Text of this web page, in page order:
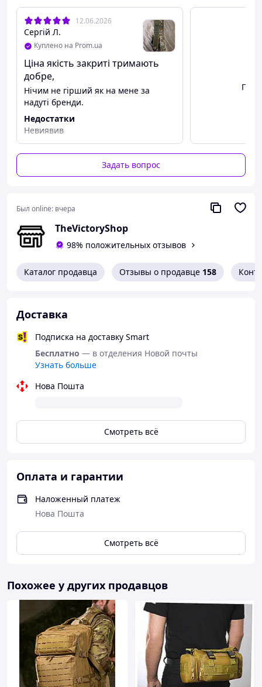
Производство
Прочный, износостойкий и водоотталкивающий
, поскольку прошит специальными
армированными нитями и изготовлен из тканиCordura
Универсальный, подходит под любой турникет
Система креплений molle надежно
фиксируетподсумок на плитоноске, РПС и варбелте,
быстро и моментально извлечь турникет, что важно в
12.06.2026
Сергій Л.
Куплено на Prom.ua
Ціна якість закриті тримають
добре,
Нічим не гірший як на мене за
надуті бренди.
Недостатки
Невиявив
Задать вопрос
Был online: вчера
TheVictoryShop
98% положительных отзывов
Каталог продавца Отзывы о продавце 158
Доставка
Подписка на доставку Smart
Бесплатно — в отделения Новой почты
Узнать больше
Нова Пошта
Смотреть всё
Оплата и гарантии
Наложенный платеж
Нова Пошта
Смотреть всё
Похожее у других продавцов